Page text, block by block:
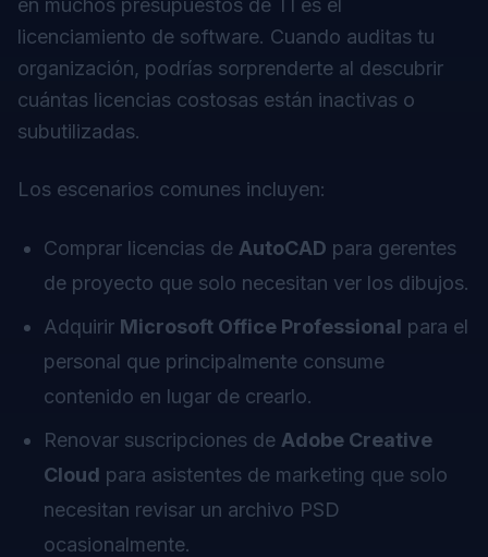
en muchos presupuestos de TI es el
licenciamiento de software. Cuando auditas tu
organización, podrías sorprenderte al descubrir
cuántas licencias costosas están inactivas o
subutilizadas.
Los escenarios comunes incluyen:
Comprar licencias de AutoCAD para gerentes
de proyecto que solo necesitan ver los dibujos.
Adquirir Microsoft Office Professional para el
personal que principalmente consume
contenido en lugar de crearlo.
Renovar suscripciones de Adobe Creative
Cloud para asistentes de marketing que solo
necesitan revisar un archivo PSD
ocasionalmente.